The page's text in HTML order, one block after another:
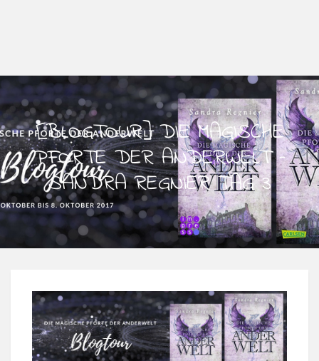
[BLOGTOUR] DIE MAGISCHE
PFORTE DER ANDERWELT –
SANDRA REGNIER TAG 3